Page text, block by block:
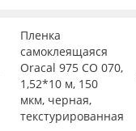
Пленка
самоклеящаяся
Oracal 975 CO 070,
1,52*10 м, 150
мкм, черная,
текстурированная